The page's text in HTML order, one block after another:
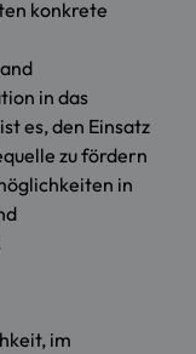
konkrete
in das
es, den Einsatz
zu fördern
in
im